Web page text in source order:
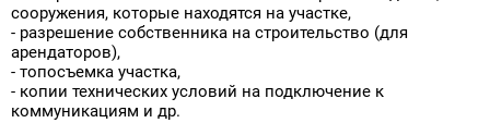
сооружения, которые находятся на участке,
- разрешение собственника на строительство (для
арендаторов),
- топосъемка участка,
- копии технических условий на подключение к
коммуникациям и др.